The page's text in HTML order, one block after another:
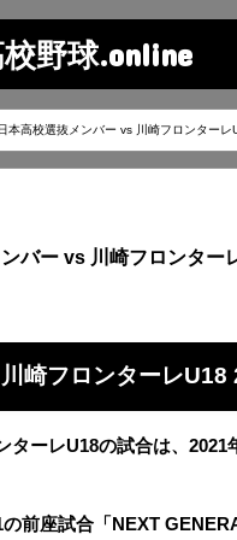
野球.online
本高校選抜メンバー vs 川崎フロンターレ
バー vs 川崎フロンター
崎フロンターレU18
ーレU18の試合は、
前座試合「NEXT